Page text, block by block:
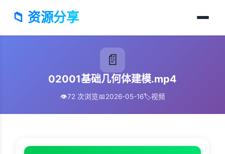
📁 资源分享
📄
02001基础几何体建模.mp4
👁️72 次浏览📅2026-05-16🏷️视频